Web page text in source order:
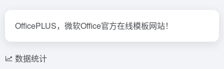
OfficePLUS，微软Office官方在线模板网站！
数据统计